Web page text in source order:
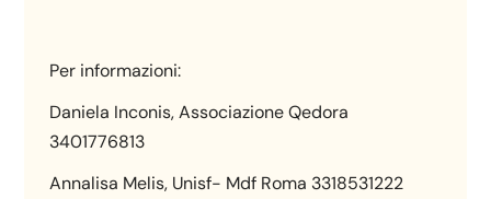
Per informazioni:
Daniela Inconis, Associazione Qedora
3401776813
Annalisa Melis, Unisf- Mdf Roma 3318531222